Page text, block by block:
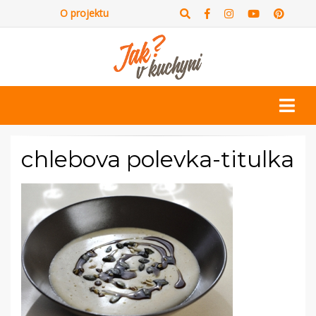
O projektu
chlebova polevka-titulka